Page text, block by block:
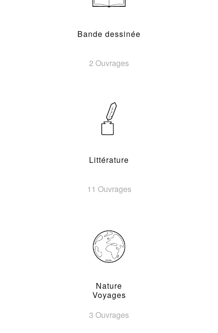
Bande dessinée
2 Ouvrages
Littérature
11 Ouvrages
Nature
Voyages
3 Ouvrages